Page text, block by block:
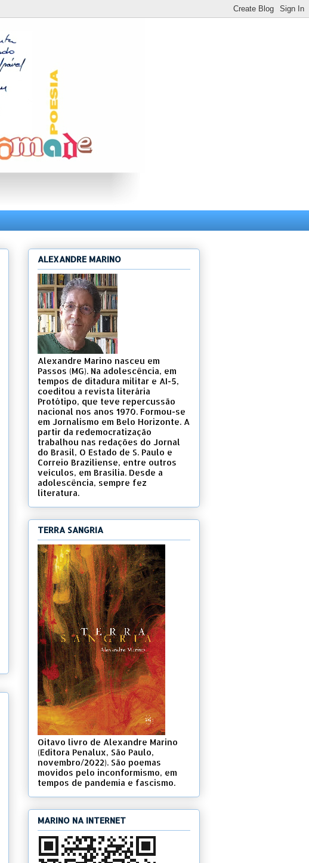
ALEXANDRE MARINO
Alexandre Marino nasceu em
Passos (MG). Na adolescência, em
tempos de ditadura militar e AI-5,
coeditou a revista literária
Protótipo, que teve repercussão
nacional nos anos 1970. Formou-se
em Jornalismo em Belo Horizonte. A
partir da redemocratização
trabalhou nas redações do Jornal
do Brasil, O Estado de S. Paulo e
Correio Braziliense, entre outros
veículos, em Brasília. Desde a
adolescência, sempre fez
literatura.
TERRA SANGRIA
Oitavo livro de Alexandre Marino
(Editora Penalux, São Paulo,
novembro/2022). São poemas
movidos pelo inconformismo, em
tempos de pandemia e fascismo.
MARINO NA INTERNET